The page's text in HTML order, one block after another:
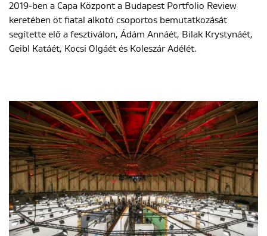
2019-ben a Capa Központ a Budapest Portfolio Review
keretében öt fiatal alkotó csoportos bemutatkozását
segítette elő a fesztiválon, Ádám Annáét, Bilak Krystynáét,
Geibl Katáét, Kocsi Olgáét és Koleszár Adélét.